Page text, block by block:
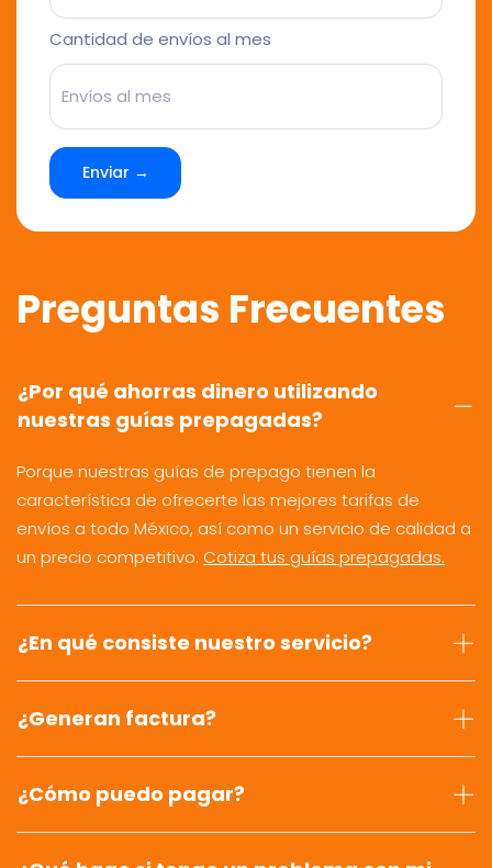
Cantidad de envíos al mes
Enviar →
Preguntas Frecuentes
¿Por qué ahorras dinero utilizando
nuestras guías prepagadas?
Porque nuestras guías de prepago tienen la
característica de ofrecerte las mejores tarifas de
envíos a todo México, así como un servicio de calidad a
un precio competitivo. Cotiza tus guías prepagadas.
¿En qué consiste nuestro servicio?
¿Generan factura?
¿Cómo puedo pagar?